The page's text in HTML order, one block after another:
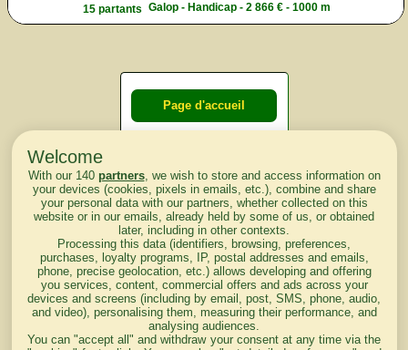
15 partants Galop - Handicap - 2 866 € - 1000 m
Page d'accueil
lendemain
Courses
d'aujourd'hui
Haut de Page
Welcome
With our 140 partners, we wish to store and access information on
your devices (cookies, pixels in emails, etc.), combine and share
your personal data with our partners, whether collected on this
website or in our emails, already held by some of us, or obtained
later, including in other contexts.
Processing this data (identifiers, browsing, preferences,
purchases, loyalty programs, IP, postal addresses and emails,
phone, precise geolocation, etc.) allows developing and offering
you services, content, commercial offers and ads across your
devices and screens (including by email, post, SMS, phone, audio,
and video), personalising them, measuring their performance, and
analysing audiences.
You can "accept all" and withdraw your consent at any time via the